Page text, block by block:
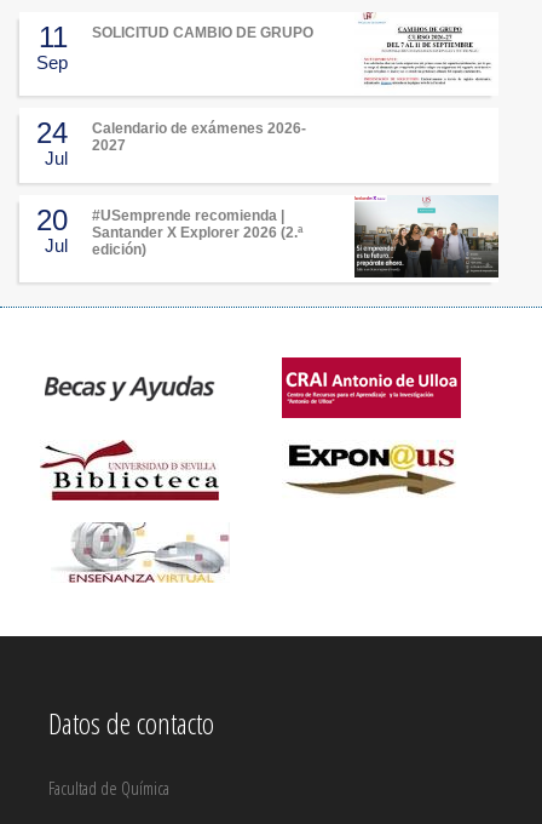
11
Sep
SOLICITUD CAMBIO DE GRUPO
24
Jul
Calendario de exámenes 2026-
2027
20
Jul
#USemprende recomienda |
Santander X Explorer 2026 (2.ª
edición)
Datos de contacto
Facultad de Química